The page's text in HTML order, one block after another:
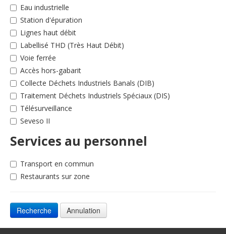
Eau industrielle
Station d'épuration
Lignes haut débit
Labellisé THD (Très Haut Débit)
Voie ferrée
Accès hors-gabarit
Collecte Déchets Industriels Banals (DIB)
Traitement Déchets Industriels Spéciaux (DIS)
Télésurveillance
Seveso II
Services au personnel
Transport en commun
Restaurants sur zone